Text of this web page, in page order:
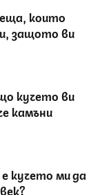
които
защото ви
кучето ви
камъни
кучето ми да